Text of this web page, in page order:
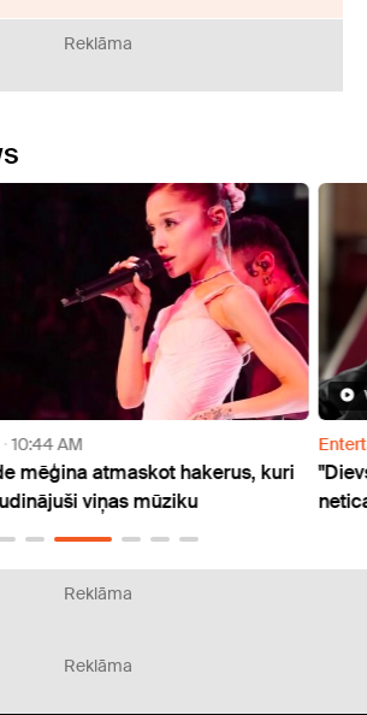
Reklāma
10:44 AM
mēģina atmaskot hakerus, kuri
viņas mūziku
Reklāma
Reklāma